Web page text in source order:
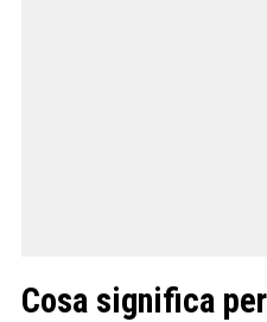
Cosa significa